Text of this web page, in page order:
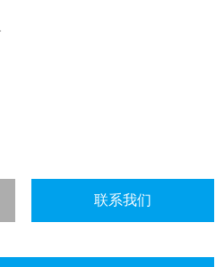
联系我们